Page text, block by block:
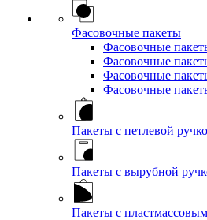
Фасовочные пакеты
Фасовочные
Фасовочные
Фасовочные
Фасовочные
Пакеты с петлевой
Пакеты с вырубной
Пакеты с